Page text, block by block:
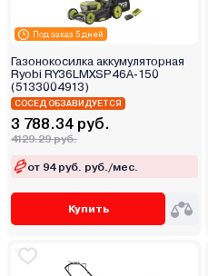
Под заказ 5 дней
Газонокосилка аккумуляторная
Ryobi RY36LMXSP46A-150
(5133004913)
СОСЕД ОБЗАВИДУЕТСЯ
3 788.34 руб.
4129.29 руб.
от 94 руб. руб./мес.
Купить